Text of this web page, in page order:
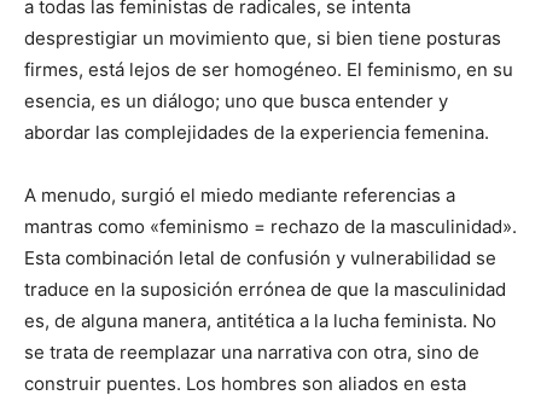
a todas las feministas de radicales, se intenta
desprestigiar un movimiento que, si bien tiene posturas
firmes, está lejos de ser homogéneo. El feminismo, en su
esencia, es un diálogo; uno que busca entender y
abordar las complejidades de la experiencia femenina.
A menudo, surgió el miedo mediante referencias a
mantras como «feminismo = rechazo de la masculinidad».
Esta combinación letal de confusión y vulnerabilidad se
traduce en la suposición errónea de que la masculinidad
es, de alguna manera, antitética a la lucha feminista. No
se trata de reemplazar una narrativa con otra, sino de
construir puentes. Los hombres son aliados en esta